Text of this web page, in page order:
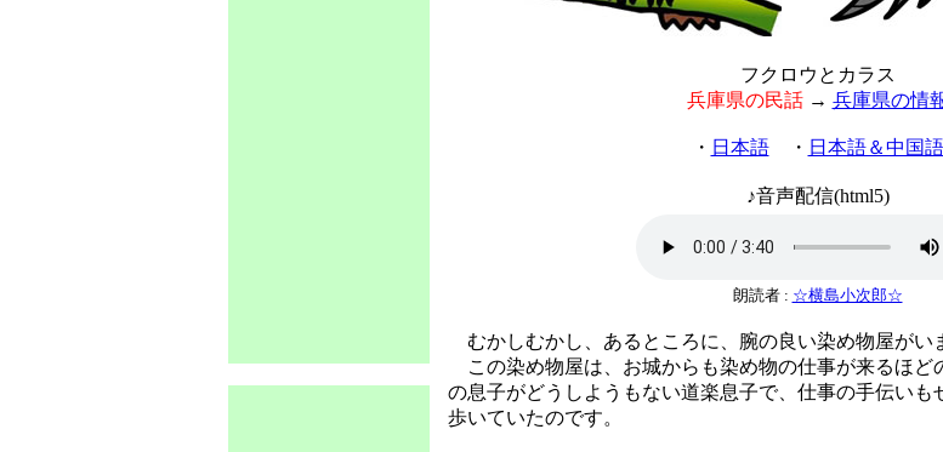
フクロウとカラス
兵庫県の民話→ 兵庫県の情
・ 日本語・ 日本語＆中国語
♪音声配信(html5)
朗読者 : ☆横島小次郎☆
むかしむかし、あるところに、腕の良い染め物屋がい
この染め物屋は、お城からも染め物の仕事が来るほど
の息子がどうしようもない道楽息子で、仕事の手伝いも
歩いていたのです。